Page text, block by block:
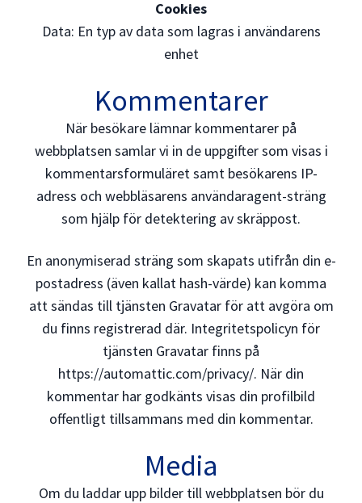
Cookies
Data: En typ av data som lagras i användarens
enhet
Kommentarer
När besökare lämnar kommentarer på
webbplatsen samlar vi in de uppgifter som visas i
kommentarsformuläret samt besökarens IP-
adress och webbläsarens användaragent-sträng
som hjälp för detektering av skräppost.
En anonymiserad sträng som skapats utifrån din e-
postadress (även kallat hash-värde) kan komma
att sändas till tjänsten Gravatar för att avgöra om
du finns registrerad där. Integritetspolicyn för
tjänsten Gravatar finns på
https://automattic.com/privacy/. När din
kommentar har godkänts visas din profilbild
offentligt tillsammans med din kommentar.
Media
Om du laddar upp bilder till webbplatsen bör du